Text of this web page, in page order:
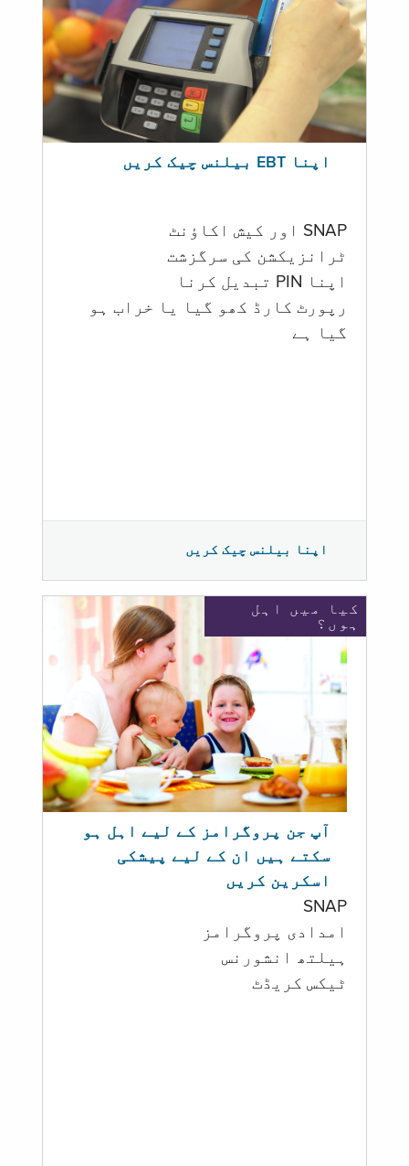
اپنا EBT بیلنس چیک کریں
SNAP اور کیش اکاؤنٹ
ٹرانزیکشن کی سرگزشت
اپنا PIN تبدیل کرنا
رپورٹ کارڈ کھو گیا یا خراب ہو
گيا ہے
اپنا بیلنس چیک کریں
کیا میں اہل
ہوں؟
آپ جن پروگرامز کے لیے اہل ہو
سکتے ہیں ان کے لیے پیشکی
اسکرین کریں
SNAP
امدادی پروگرامز
‏ہیلتھ انشورنس
ٹیکس کریڈٹ